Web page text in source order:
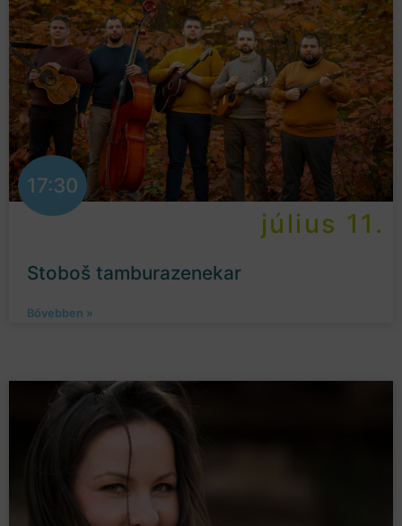
17:30
július 11.
Stoboš tamburazenekar
Bővebben »